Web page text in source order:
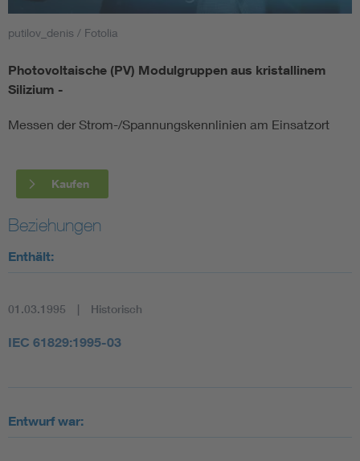
Smart Cities
DKE Fachinformationen im Kontext der Normung
Blitzschutz: DIN EN 62305 in der Übersicht
DIN VDE 0100 für sichere Elektroinstallationen
Elektrofachkraft (EFK)
putilov_denis / Fotolia
Photovoltaische (PV) Modulgruppen aus kristallinem
Silizium -
Messen der Strom-/Spannungskennlinien am Einsatzort
Kaufen
Beziehungen
Enthält:
01.03.1995 Historisch
IEC 61829:1995-03
Entwurf war: